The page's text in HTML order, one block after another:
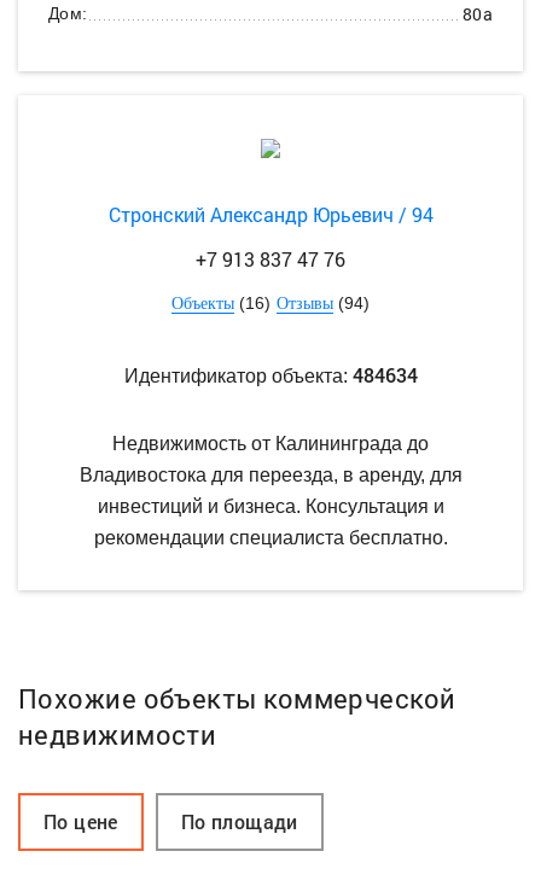
Дом: 80а
Стронский Александр Юрьевич / 94
+7 913 837 47 76
Объекты (16) Отзывы (94)
Идентификатор объекта: 484634
Недвижимость от Калининграда до
Владивостока для переезда, в аренду, для
инвестиций и бизнеса. Консультация и
рекомендации специалиста бесплатно.
Похожие объекты коммерческой
недвижимости
По цене По площади